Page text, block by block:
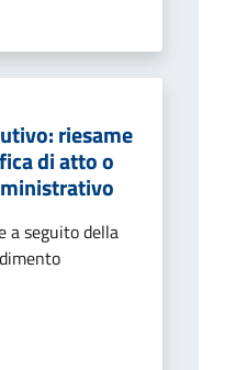
riesame
di atto o
a seguito della